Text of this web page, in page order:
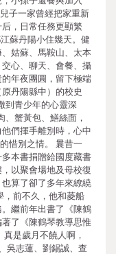
子一家曾經把家重新
，日常任務更顯繁
蘇丹陽小住幾天。健
姑蘇、馬鞍山、太本
心、聊天、會餐、攝
年夜團圓，留下極端
丹陽縣中）的校史
到青少年的心靈深
蟹黃包、鱔絲面，
們揮手離別時，心中
惜別之情。 曩昔一
本書捐贈給國度藏書
以聚會場地及母校復
算了卻了多年來繚繞
，前不久，他和菱船
繼前年出書了《陳鶴
了《陳鶴琴教導思惟
是歲月不饒人啊，
吳志蓮、劉錫誠、查